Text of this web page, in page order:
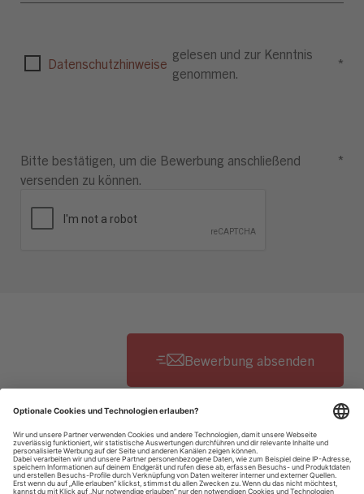
Datenschutzhinweise
gelesen und zur Kenntnis
genommen.
*
Bitte bestätigen, um die Bewerbung anschließend
versenden zu können.
*
Datenschutzhinweise